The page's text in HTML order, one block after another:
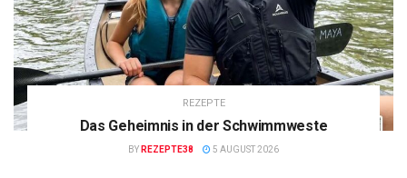
REZEPTE
Das Geheimnis in der Schwimmweste
BY REZEPTE38 5 AUGUST 2026